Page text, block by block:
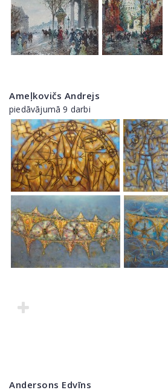
Ameļkovičs Andrejs
piedāvājumā 9 darbi
Andersons Edvīns